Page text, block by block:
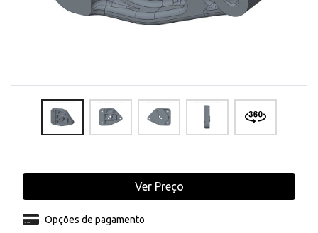
Opções de pagamento
Ver Preço